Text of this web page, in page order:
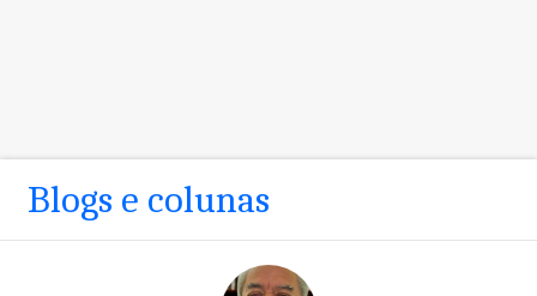
Blogs e colunas